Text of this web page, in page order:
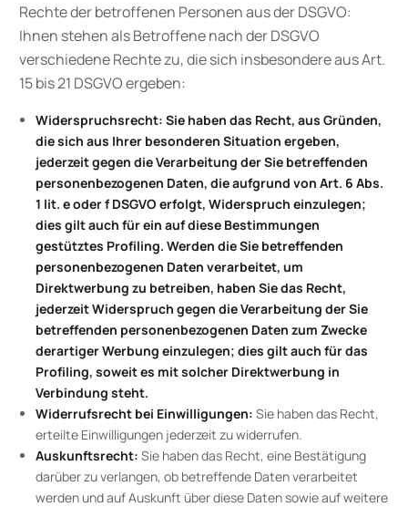
Rechte der betroffenen Personen aus der DSGVO:
Ihnen stehen als Betroffene nach der DSGVO
verschiedene Rechte zu, die sich insbesondere aus Art.
15 bis 21 DSGVO ergeben:
Widerspruchsrecht: Sie haben das Recht, aus Gründen,
die sich aus Ihrer besonderen Situation ergeben,
jederzeit gegen die Verarbeitung der Sie betreffenden
personenbezogenen Daten, die aufgrund von Art. 6 Abs.
1 lit. e oder f DSGVO erfolgt, Widerspruch einzulegen;
dies gilt auch für ein auf diese Bestimmungen
gestütztes Profiling. Werden die Sie betreffenden
personenbezogenen Daten verarbeitet, um
Direktwerbung zu betreiben, haben Sie das Recht,
jederzeit Widerspruch gegen die Verarbeitung der Sie
betreffenden personenbezogenen Daten zum Zwecke
derartiger Werbung einzulegen; dies gilt auch für das
Profiling, soweit es mit solcher Direktwerbung in
Verbindung steht.
Widerrufsrecht bei Einwilligungen: Sie haben das Recht,
erteilte Einwilligungen jederzeit zu widerrufen.
Auskunftsrecht: Sie haben das Recht, eine Bestätigung
darüber zu verlangen, ob betreffende Daten verarbeitet
werden und auf Auskunft über diese Daten sowie auf weitere